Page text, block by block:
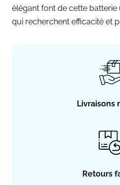
élégant font de cette
qui recherchent efficacité et
Livraisons
Retours